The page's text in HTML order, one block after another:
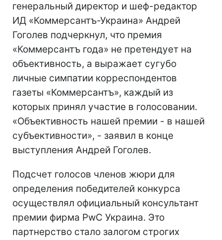
генеральный директор и шеф-редактор
ИД «Коммерсантъ-Украина» Андрей
Гоголев подчеркнул, что премия
«Коммерсантъ года» не претендует на
объективность, а выражает сугубо
личные симпатии корреспондентов
газеты «Коммерсантъ», каждый из
которых принял участие в голосовании.
«Объективность нашей премии - в нашей
субъективности», - заявил в конце
выступления Андрей Гоголев.
Подсчет голосов членов жюри для
определения победителей конкурса
осуществлял официальный консультант
премии фирма PwC Украина. Это
партнерство стало залогом строгих